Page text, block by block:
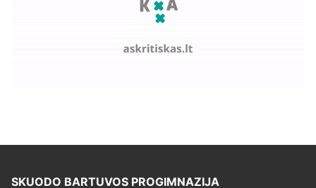
SKUODO BARTUVOS PROGIMNAZIJA